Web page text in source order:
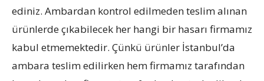
ediniz. Ambardan kontrol edilmeden teslim alınan
ürünlerde çıkabilecek her hangi bir hasarı firmamız
kabul etmemektedir. Çünkü ürünler İstanbul’da
ambara teslim edilirken hem firmamız tarafından